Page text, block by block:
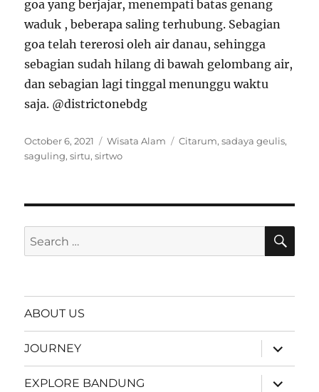
goa yang berjajar, menempati batas genang
waduk , beberapa saling terhubung. Sebagian
goa telah tererosi oleh air danau, sehingga
sebagian sudah hilang di bawah gelombang air,
dan sebagian lagi tinggal menunggu waktu
saja. @districtonebdg
Posted
on
October 6, 2021 Categories
Wisata Alam Tags
Citarum,sadaya geulis,
saguling,sirtu,sirtwo
Search
for:
ABOUT US
JOURNEY
expand
child
menu
EXPLORE BANDUNG
expand